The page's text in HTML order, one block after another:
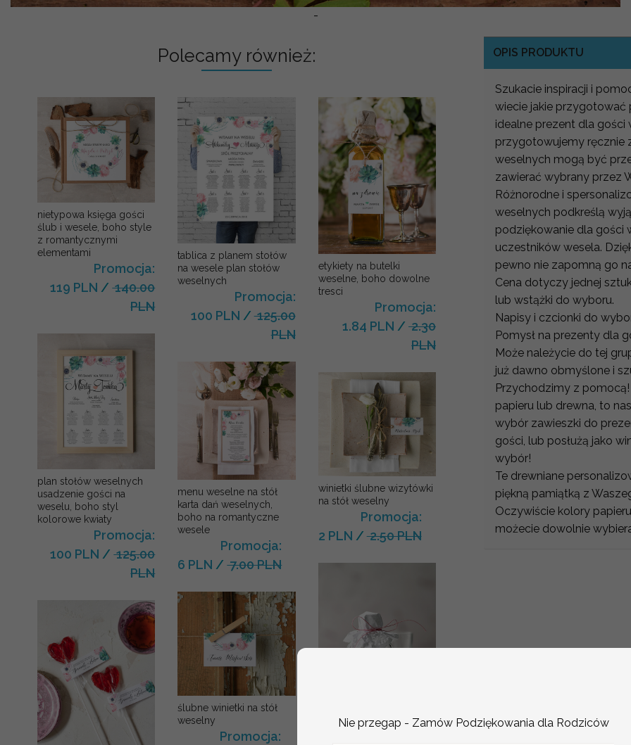
-
Polecamy również:
nietypowa księga gości
ślub i wesele, boho style
z romantycznymi
elementami
Promocja:
119 PLN /140.00
PLN
plan stołów weselnych
usadzenie gości na
weselu, boho styl
kolorowe kwiaty
Promocja:
100 PLN /125.00
PLN
tablica z planem stołów
na wesele plan stołów
weselnych
Promocja:
100 PLN /125.00
PLN
menu weselne na stół
karta dań weselnych,
boho na romantyczne
wesele
Promocja:
6 PLN /7.00 PLN
ślubne winietki na stół
weselny
Promocja:
etykiety na butelki
weselne, boho dowolne
tresci
Promocja:
1.84 PLN / 2.30
PLN
winietki ślubne wizytówki
na stół weselny
Promocja:
2 PLN /2.50 PLN
OPIS PRODUKTU
Szukacie inspiracji i
wiecie jakie przygotować
idealne prezent dla gości
przygotowujemy ręcznie
weselnych mogą być
zawierać wybrany przez
Różnorodne i
weselnych podkreślą
podziękowanie dla gości
uczestników wesela.
pewno nie zapomną go
Cena dotyczy jednej
lub wstążki do wyboru.
Napisy i czcionki do
Pomysł na prezenty dla
Może należycie do tej
już dawno obmyślone i
Przychodzimy z
papieru lub drewna, to
wybór zawieszki do
gości, lub posłużą jako
wybór!
Te drewniane
piękną pamiątką z
Oczywiście kolory
możecie dowolnie
Nie przegap - Zamów Podziękowania dla Rodziców